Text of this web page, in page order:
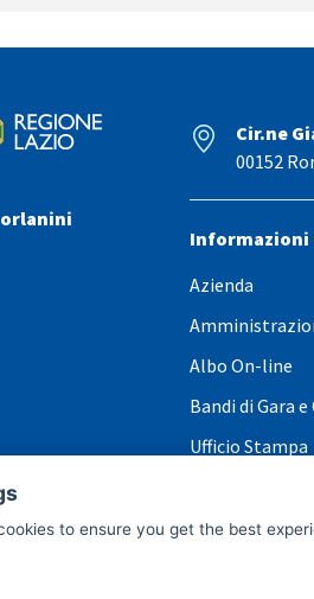
Cir.ne
00152
Azienda
Albo On-line
Bandi di Gara
Ufficio Stampa
Elenco
to ensure you get the best